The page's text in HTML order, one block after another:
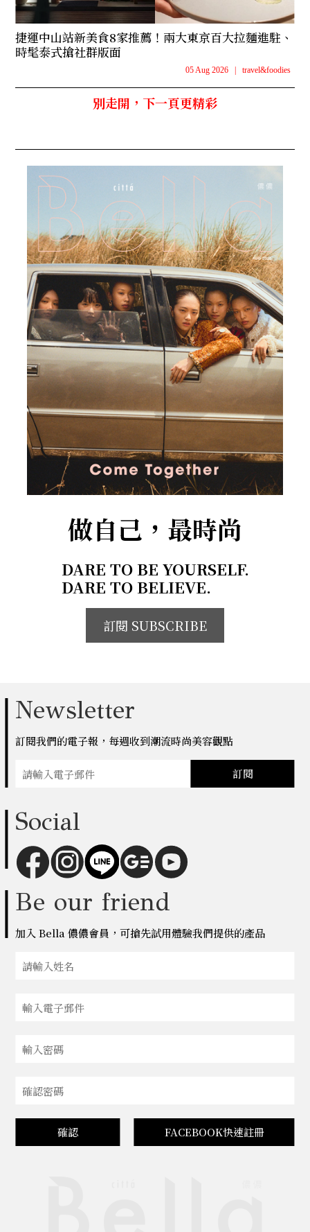
捷運中山站新美食8家推薦！兩大東京百大拉麵進駐、
時髦泰式搶社群版面
05 Aug 2026 | travel&foodies
別走開，下一頁更精彩
做自己，最時尚
DARE TO BE YOURSELF.
DARE TO BELIEVE.
訂閱 SUBSCRIBE
Newsletter
訂閱我們的電子報，每週收到潮流時尚美容觀點
訂閱
Social
Be our friend
加入 Bella 儂儂會員，可搶先試用體驗我們提供的產品
確認 FACEBOOK快速註冊